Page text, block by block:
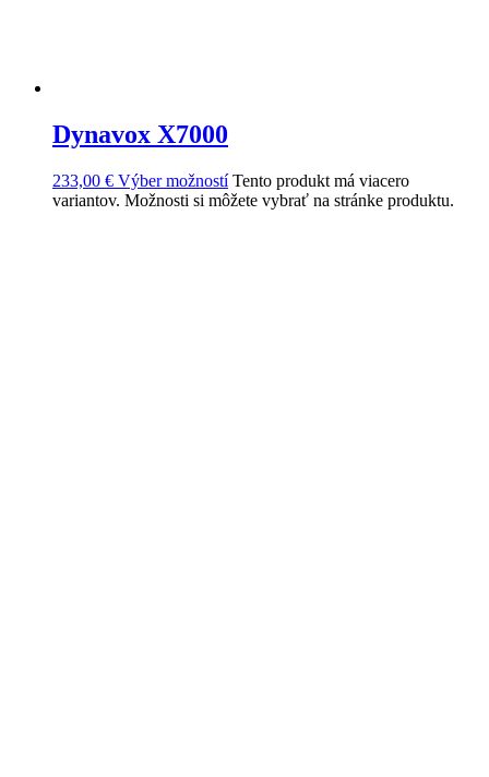
Dynavox X7000
233,00 € Výber možností Tento produkt má viacero
variantov. Možnosti si môžete vybrať na stránke produktu.